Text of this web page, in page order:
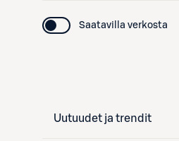
Saatavilla verkosta
Uutuudet ja trendit